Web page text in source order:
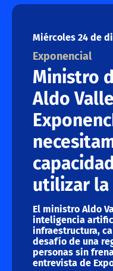
Miércoles 24 de
Exponencial
Ministro
Aldo
utilizar la
El ministro Aldo
inteligencia
infraestructura,
desafío de una
personas sin
entrevista de